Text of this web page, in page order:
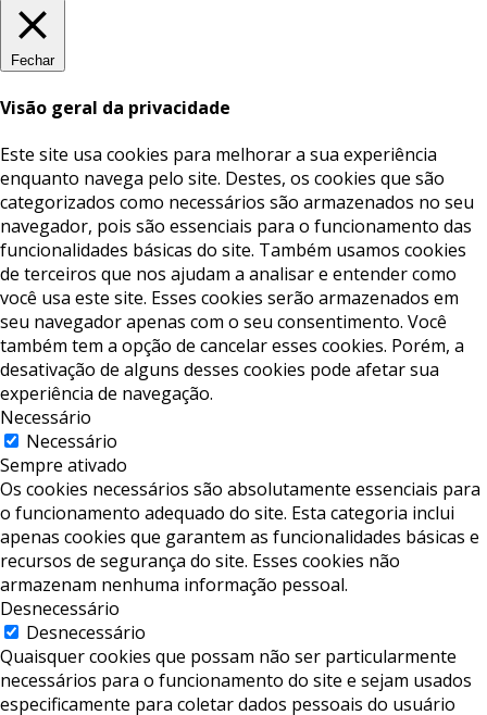
Fechar
Visão geral da privacidade
Este site usa cookies para melhorar a sua experiência
enquanto navega pelo site. Destes, os cookies que são
categorizados como necessários são armazenados no seu
navegador, pois são essenciais para o funcionamento das
funcionalidades básicas do site. Também usamos cookies
de terceiros que nos ajudam a analisar e entender como
você usa este site. Esses cookies serão armazenados em
seu navegador apenas com o seu consentimento. Você
também tem a opção de cancelar esses cookies. Porém, a
desativação de alguns desses cookies pode afetar sua
experiência de navegação.
Necessário
Necessário
Sempre ativado
Os cookies necessários são absolutamente essenciais para
o funcionamento adequado do site. Esta categoria inclui
apenas cookies que garantem as funcionalidades básicas e
recursos de segurança do site. Esses cookies não
armazenam nenhuma informação pessoal.
Desnecessário
Desnecessário
Quaisquer cookies que possam não ser particularmente
necessários para o funcionamento do site e sejam usados ​​
especificamente para coletar dados pessoais do usuário